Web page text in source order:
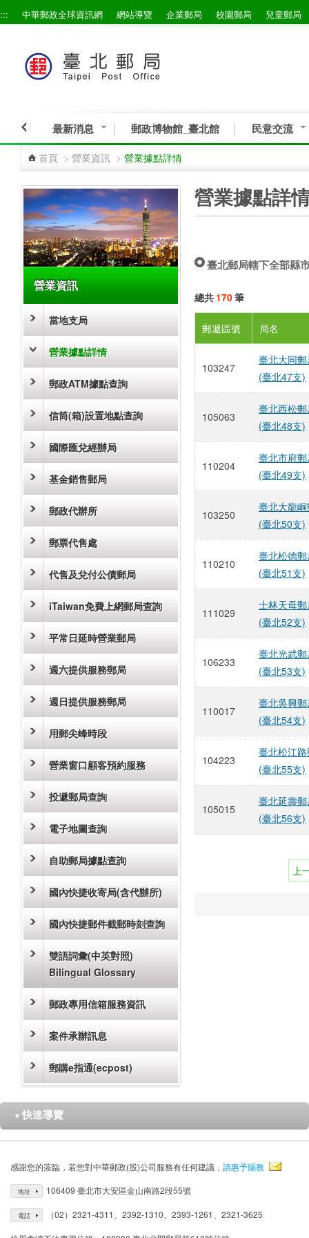
跳到主要內容區塊
::: 中華郵政全球資訊網 網站導覽 企業郵局 校園郵局 兒童郵局
最新消息 郵政博物館_臺北館 民意交流
首頁 > 營業資訊 > 營業據點詳情
營業資訊
當地支局
營業據點詳情
郵政ATM據點查詢
信筒(箱)設置地點查詢
國際匯兌經辦局
基金銷售郵局
郵政代辦所
郵票代售處
代售及兌付公債郵局
iTaiwan免費上網郵局查詢
平常日延時營業郵局
週六提供服務郵局
週日提供服務郵局
用郵尖峰時段
營業窗口顧客預約服務
投遞郵局查詢
電子地圖查詢
自助郵局據點查詢
國內快捷收寄局(含代辦所)
國內快捷郵件截郵時刻查詢
雙語詞彙(中英對照)
Bilingual Glossary
郵政專用信箱服務資訊
案件承辦訊息
郵購e指通(ecpost)
營業據點詳
臺北郵局轄下全部縣
總共 170筆
郵遞區號 局名
103247
臺北大同
(臺北47支)
105063
臺北西松
(臺北48支)
110204
臺北市府
(臺北49支)
103250
臺北大龍
(臺北50支)
110210
臺北松德
(臺北51支)
111029
士林天母
(臺北52支)
106233
臺北光武
(臺北53支)
110017
臺北吳興
(臺北54支)
104223
臺北松江
(臺北55支)
105015
臺北延壽
(臺北56支)
上
▼ 快速導覽
感謝您的蒞臨，若您對中華郵政(股)公司服務有任何建議， 請惠予賜教
地址 106409 臺北市大安區金山南路2段55號
電話 （02）2321-4311、2392-1310、2393-1261、2321-3625